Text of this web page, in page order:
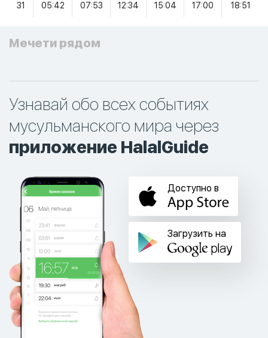
31 05:42 07:53 12:34 15:04 17:00 18:51
Мечети рядом
Узнавай обо всех событиях
мусульманского мира через
приложение HalalGuide
Доступно в
Загрузить на